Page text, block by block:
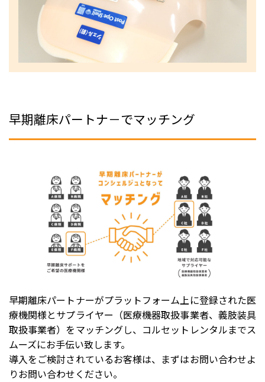
早期離床パートナ－でマッチング
早期離床パートナーがプラットフォーム上に登録された医
療機関様とサプライヤー（医療機器取扱事業者、義肢装具
取扱事業者）をマッチングし、コルセットレンタルまでス
ムーズにお手伝い致します。
導入をご検討されているお客様は、まずはお問い合わせよ
りお問い合わせください。